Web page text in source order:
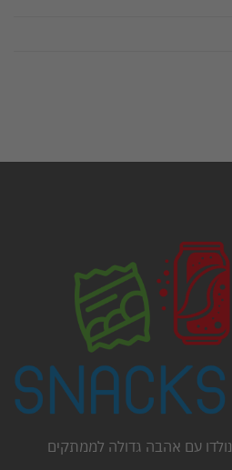
בני משפחת Snacks Point נולדו עם אהבה גדולה לממתקים